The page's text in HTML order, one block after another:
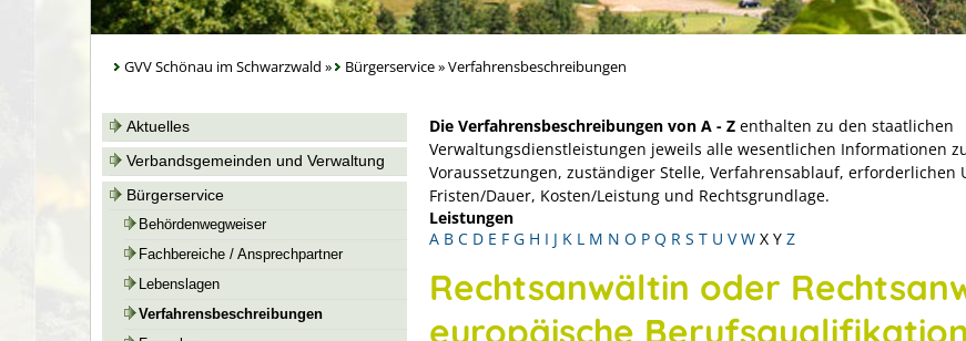
GVV Schönau im Schwarzwald » Bürgerservice»Verfahrensbeschreibungen
Aktuelles
Verbandsgemeinden und Verwaltung
Bürgerservice
Behördenwegweiser
Fachbereiche / Ansprechpartner
Lebenslagen
Verfahrensbeschreibungen
Die Verfahrensbeschreibungen von A - Z enthalten zu den staatlichen
Verwaltungsdienstleistungen jeweils alle wesentlichen Informationen
Voraussetzungen, zuständiger Stelle, Verfahrensablauf, erforderlichen
Fristen/Dauer, Kosten/Leistung und Rechtsgrundlage.
Leistungen
A B C D E F G H I J K L M N O P Q R S T U V W X Y Z
Rechtsanwältin oder
europäische Berufsqualifikation